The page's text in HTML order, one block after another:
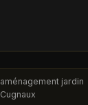
aménagement jardin
Cugnaux